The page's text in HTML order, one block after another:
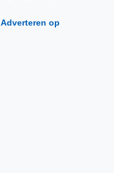
Adverteren op